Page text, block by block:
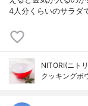
4人分くらいのサラダ
NITORI(ニト
クッキングボ